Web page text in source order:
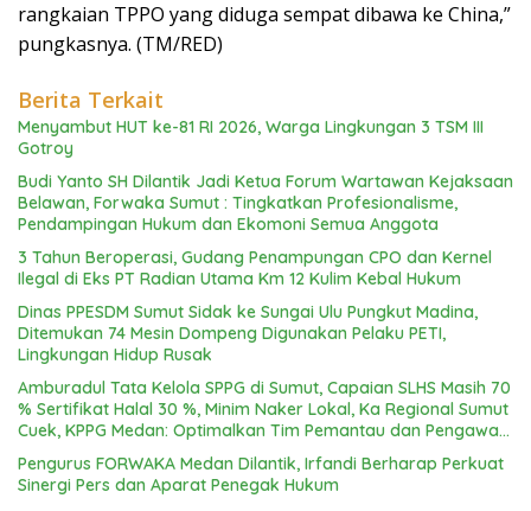
rangkaian TPPO yang diduga sempat dibawa ke China,”
pungkasnya. (TM/RED)
Berita Terkait
Menyambut HUT ke-81 RI 2026, Warga Lingkungan 3 TSM III
Gotroy
Budi Yanto SH Dilantik Jadi Ketua Forum Wartawan Kejaksaan
Belawan, Forwaka Sumut : Tingkatkan Profesionalisme,
Pendampingan Hukum dan Ekomoni Semua Anggota
3 Tahun Beroperasi, Gudang Penampungan CPO dan Kernel
Ilegal di Eks PT Radian Utama Km 12 Kulim Kebal Hukum
Dinas PPESDM Sumut Sidak ke Sungai Ulu Pungkut Madina,
Ditemukan 74 Mesin Dompeng Digunakan Pelaku PETI,
Lingkungan Hidup Rusak
Amburadul Tata Kelola SPPG di Sumut, Capaian SLHS Masih 70
% Sertifikat Halal 30 %, Minim Naker Lokal, Ka Regional Sumut
Cuek, KPPG Medan: Optimalkan Tim Pemantau dan Pengawas
Pengurus FORWAKA Medan Dilantik, Irfandi Berharap Perkuat
Sinergi Pers dan Aparat Penegak Hukum